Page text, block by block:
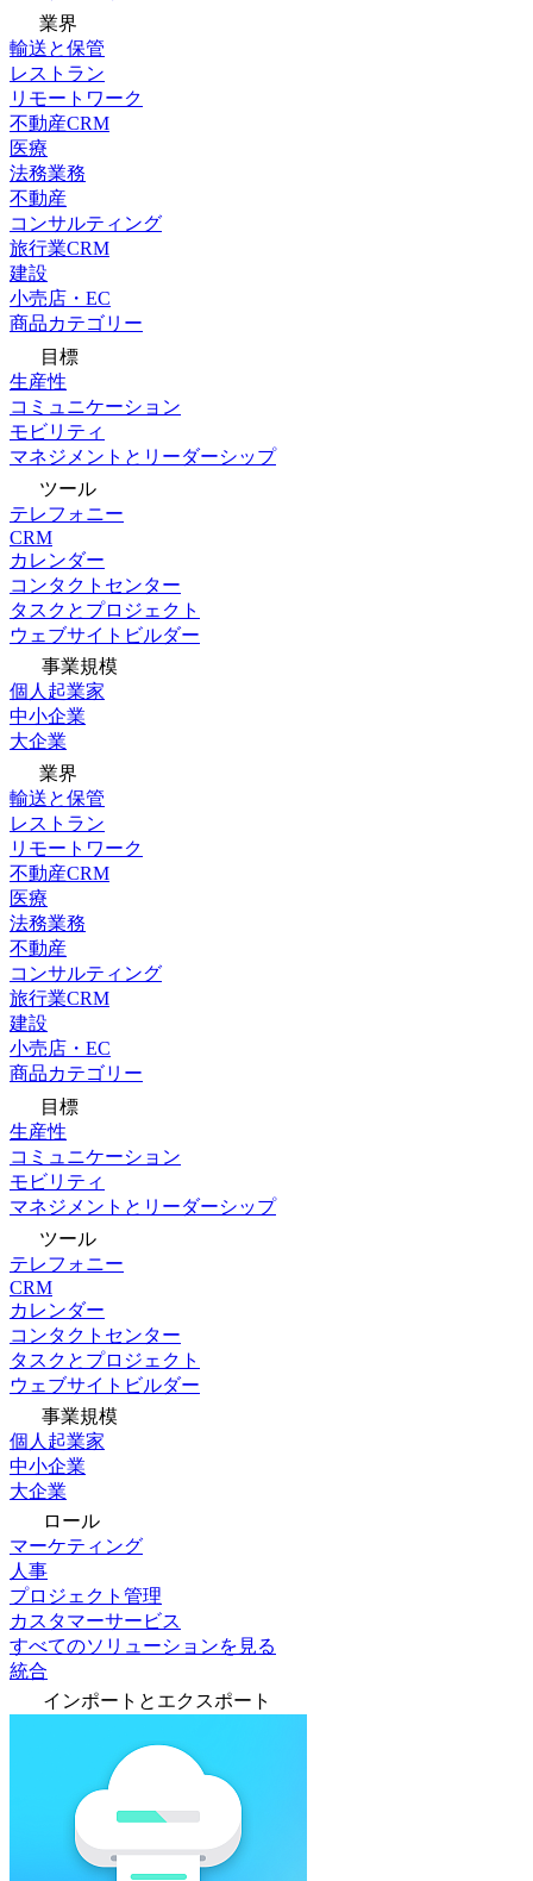
業界
輸送と保管
レストラン
リモートワーク
不動産CRM
医療
法務業務
不動産
コンサルティング
旅行業CRM
建設
小売店・EC
商品カテゴリー
目標
生産性
コミュニケーション
モビリティ
マネジメントとリーダーシップ
ツール
テレフォニー
CRM
カレンダー
コンタクトセンター
タスクとプロジェクト
ウェブサイトビルダー
事業規模
個人起業家
中小企業
大企業
業界
輸送と保管
レストラン
リモートワーク
不動産CRM
医療
法務業務
不動産
コンサルティング
旅行業CRM
建設
小売店・EC
商品カテゴリー
目標
生産性
コミュニケーション
モビリティ
マネジメントとリーダーシップ
ツール
テレフォニー
CRM
カレンダー
コンタクトセンター
タスクとプロジェクト
ウェブサイトビルダー
事業規模
個人起業家
中小企業
大企業
ロール
マーケティング
人事
プロジェクト管理
カスタマーサービス
すべてのソリューションを見る
統合
インポートとエクスポート